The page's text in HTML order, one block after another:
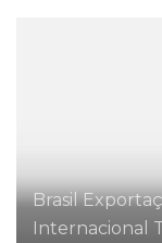
Brasil
Internacional